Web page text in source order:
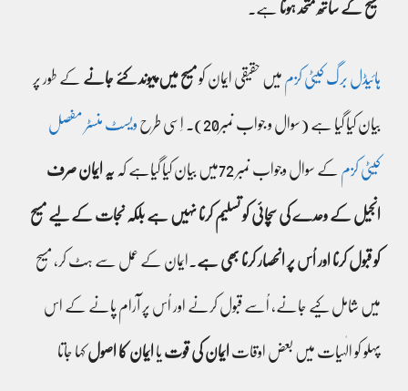
مسیح کے ساتھ متحد ہونا ہے۔
ہائیڈل برگ کیٹی کزم میں حقیقی ایمان کو مسیح میں پیوند کئے جانے کے طور پر
بیان کیا گیا ہے (سوال و جواب نمبر20)۔ اِسی طرح ویسٹ منسٹر مفصل
کیٹی کزم کے سوال وجواب نمبر 72میں بیان کیا گیاہے کہ یہ ایمان صرف
انجیل کے وعدے کی سچائی کو تسلیم کرنا نہیں ہے بلکہ نجات کے لیے مسیح
کو قبول کرنا اور اُس پر انحصار کرنا بھی ہے ۔ایمان کے عمل سے ہٹ کر، مسیح
میں شامل کیے جانے، اُسے قبول کرنے اور اُس پر آرام پانے کے اس
پہلو کو الٰہیات میں بعض اوقاتایمان کی قوت یاایمان کا اصولکہا جاتا